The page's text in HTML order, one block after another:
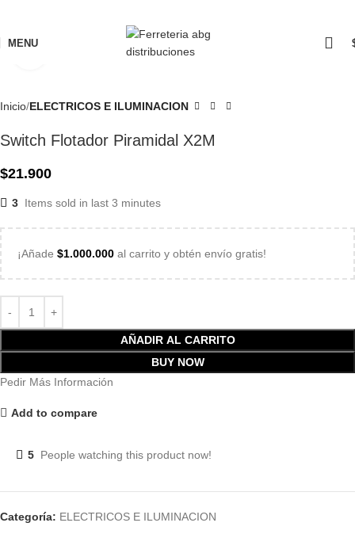
MENU
Inicio ELECTRICOS E ILUMINACION
Switch Flotador Piramidal X2M
$21.900
3 Items sold in last 3 minutes
¡Añade $1.000.000 al carrito y obtén envío gratis!
AÑADIR AL CARRITO
BUY NOW
Pedir Más Información
Add to compare
5 People watching this product now!
Categoría: ELECTRICOS E ILUMINACION